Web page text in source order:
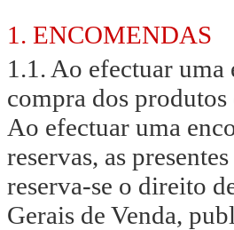
1. ENCOMENDAS
1.1. Ao efectuar uma
compra dos
Ao efectuar uma
reservas, as
reserva-se o direito
Gerais de Venda,